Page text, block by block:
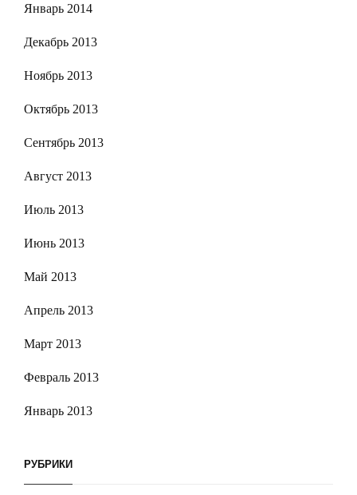
Январь 2014
Декабрь 2013
Ноябрь 2013
Октябрь 2013
Сентябрь 2013
Август 2013
Июль 2013
Июнь 2013
Май 2013
Апрель 2013
Март 2013
Февраль 2013
Январь 2013
РУБРИКИ